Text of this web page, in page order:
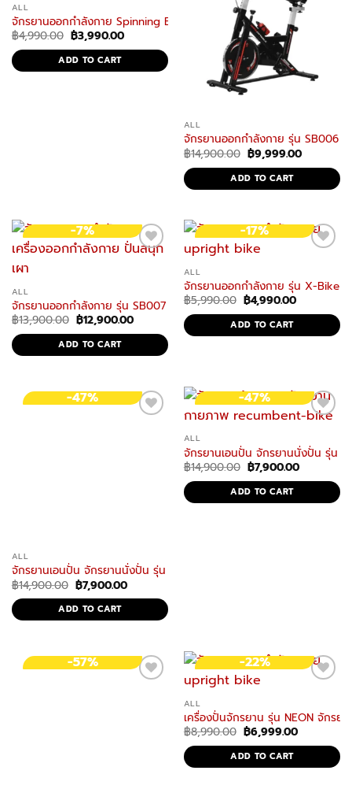
ALL
จักรยานออกกำลังกาย Spinning Bike รุ่น SB005 จักรยานฟิตเนส
฿4,990.00 Original
price
was:
฿4,990.00.
฿3,990.00Current
price
฿3,990.00.
ADD TO CART
ALL
จักรยานออกกำลังกาย รุ่น SB006
฿14,900.00 Original
price
was:
฿14,900.00.
฿9,999.00Current
price
is:
฿
ADD TO CART
-7%
ALL
จักรยานออกกำลังกาย รุ่น SB007 Spinning bike Exercise Spin
฿13,900.00 Original
price
was:
฿13,900.00.
฿12,900.00Current
price
฿12,900.00.
ADD TO CART
-17%
ALL
จักรยานออกกำลังกาย รุ่น X-Bike จั
฿5,990.00 Original
price
was:
฿5,990.00.
฿4,990.00Current
price
฿4,990.00.
ADD TO CART
-47%
ALL
จักรยานเอนปั่น จักรยานนั่งปั่น รุ่น RB1 จักรยานฟิตเนส Recumbent Bike
฿14,900.00 Original
price
was:
฿14,900.00.
฿7,900.00Current
price
฿7,900.00.
ADD TO CART
-47%
ALL
จักรยานเอนปั่น จักรยานนั่งปั่น รุ่น
฿14,900.00 Original
price
was:
฿14,900.00.
฿7,900.00Current
฿7,900.00.
ADD TO CART
-57% -22%
ALL
เครื่องปั่นจักรยาน รุ่น NEON จักรย
฿8,990.00 Original
price
was:
฿8,990.00.
฿6,999.00Current
price
฿6,999.00.
ADD TO CART